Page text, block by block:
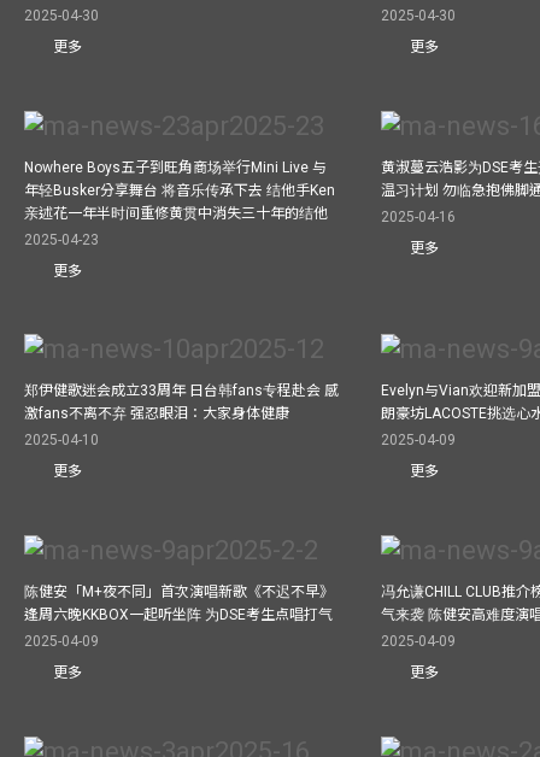
2025-04-30
更多
2025-04-30
更多
Nowhere Boys五子到旺角商场举行Mini Live 与
年轻Busker分享舞台 将音乐传承下去 结他手Ken
亲述花一年半时间重修黄贯中消失三十年的结他
2025-04-23
更多
黄淑蔓云浩影为DSE考
温习计划 勿临急抱佛脚
2025-04-16
更多
郑伊健歌迷会成立33周年 日台韩fans专程赴会 感
激fans不离不弃 强忍眼泪：大家身体健康
2025-04-10
更多
Evelyn与Vian欢迎新加
朗豪坊LACOSTE挑选心
2025-04-09
更多
陈健安「M+夜不同」首次演唱新歌《不迟不早》
逢周六晚KKBOX一起听坐阵 为DSE考生点唱打气
2025-04-09
更多
冯允谦CHILL CLUB推介
气来袭 陈健安高难度演
2025-04-09
更多